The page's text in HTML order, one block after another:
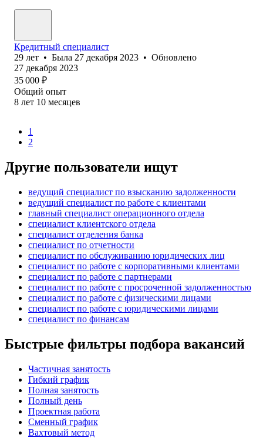
Кредитный специалист
29 лет • Была 27 декабря 2023 • Обновлено
27 декабря 2023
35 000 ₽
Общий опыт
8 лет 10 месяцев
1
2
Другие пользователи ищут
ведущий специалист по взысканию задолженности
ведущий специалист по работе с клиентами
главный специалист операционного отдела
специалист клиентского отдела
специалист отделения банка
специалист по отчетности
специалист по обслуживанию юридических лиц
специалист по работе с корпоративными клиентами
специалист по работе с партнерами
специалист по работе с просроченной задолженностью
специалист по работе с физическими лицами
специалист по работе с юридическими лицами
специалист по финансам
Быстрые фильтры подбора вакансий
Частичная занятость
Гибкий график
Полная занятость
Полный день
Проектная работа
Сменный график
Вахтовый метод